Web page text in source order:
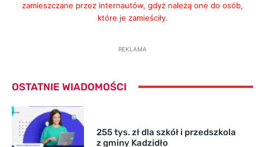
zamieszczane przez internautów, gdyż należą one do osób,
które je zamieściły.
REKLAMA
OSTATNIE WIADOMOŚCI
255 tys. zł dla szkół i przedszkola
z gminy Kadzidło